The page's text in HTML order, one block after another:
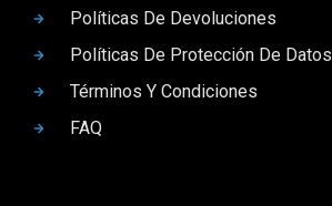
Políticas De Devoluciones
Políticas De Protección De Datos
Términos Y Condiciones
FAQ